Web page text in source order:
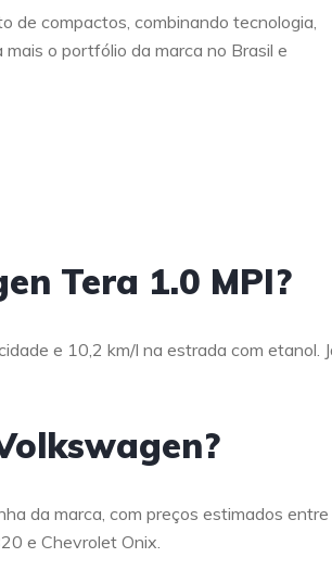
de compactos, combinando tecnologia,
o portfólio da marca no Brasil e
Tera 1.0 MPI?
e 10,2 km/l na estrada com etanol.
da marca, com preços estimados entre
e Chevrolet Onix.